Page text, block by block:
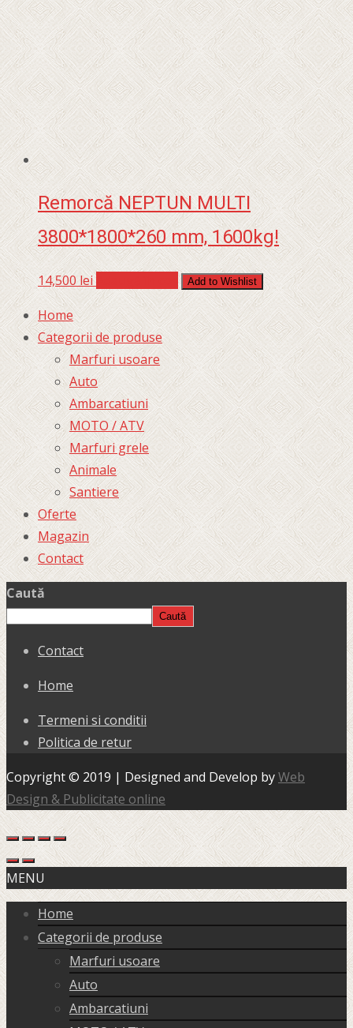
Remorcă NEPTUN MULTI
3800*1800*260 mm, 1600kg!
14,500 lei Add to Wishlist
Home
Categorii de produse
Marfuri usoare
Auto
Ambarcatiuni
MOTO / ATV
Marfuri grele
Animale
Santiere
Oferte
Magazin
Contact
Caută
Caută
Contact
Home
Termeni si conditii
Politica de retur
Copyright © 2019 | Designed and Develop byWeb
Design & Publicitate online
MENU
Home
Categorii de produse
Marfuri usoare
Auto
Ambarcatiuni